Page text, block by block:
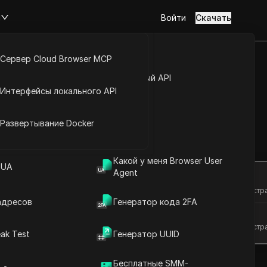
Открытый API
Какой у меня Browser User
Agent
Генератор кода 2FA
Test Генератор UUID
Бесплатные SMM-
Сервер Cloud Browser MCP
Интерфейсы локального API
Развертывание Docker
Войти Скачать
Задайте вопросы об этой
Задайте вопросы об этой